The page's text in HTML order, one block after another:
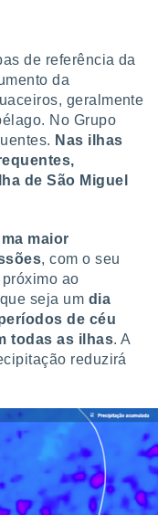
de referência da
da
geralmente
No Grupo
Nas ilhas
de São Miguel
maior
, com o seu
ao
seja um dia
de céu
todas as ilhas. A
reduzirá